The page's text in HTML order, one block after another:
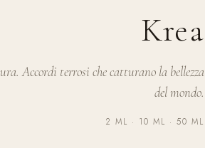
Krea
Accordi terrosi che catturano la bellezza
del mondo.
2 ML · 10 ML · 50 ML